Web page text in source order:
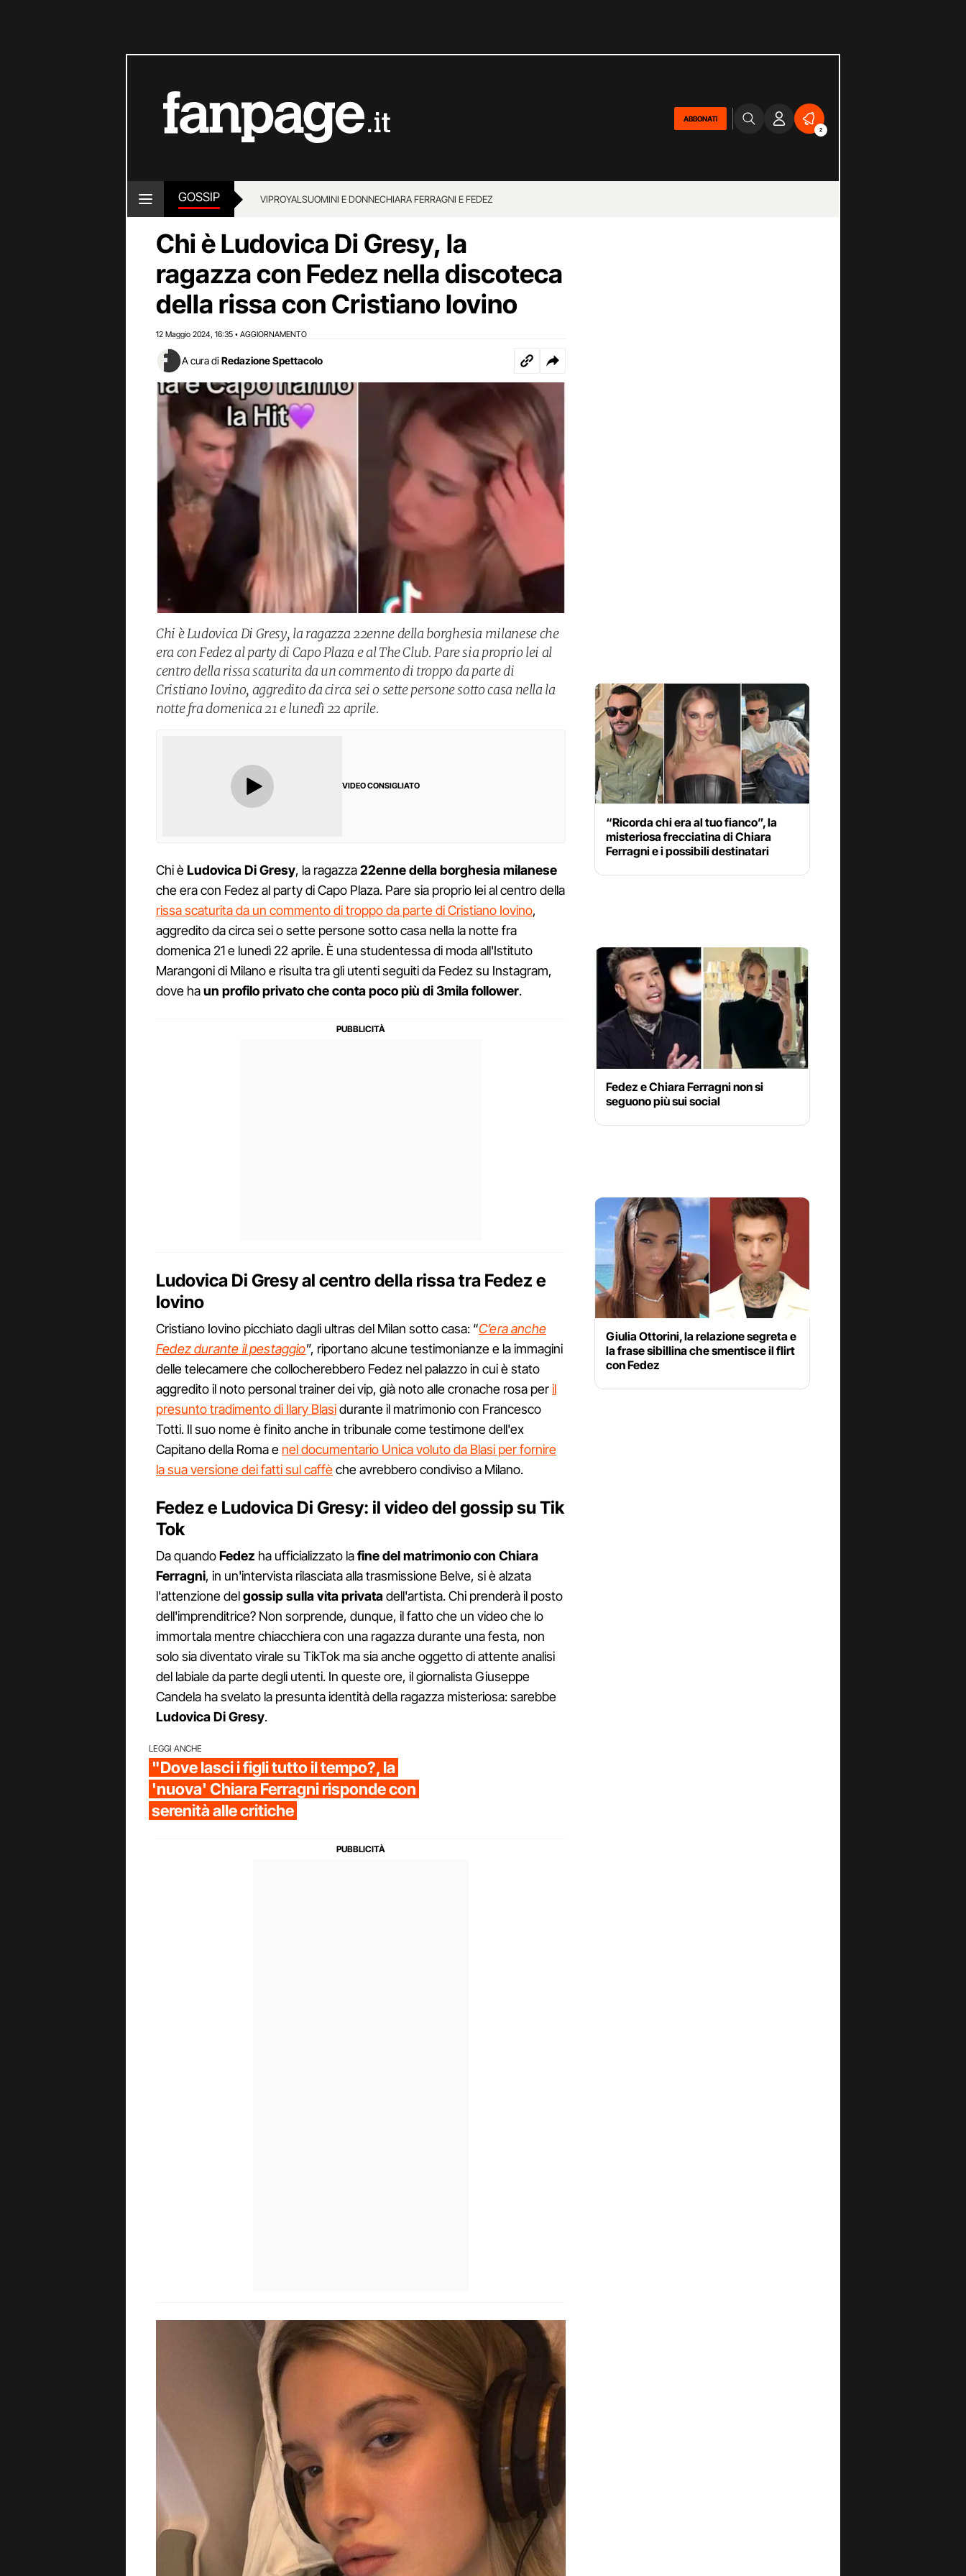
ABBONATI
2
GOSSIP VIPROYALSUOMINI E DONNECHIARA FERRAGNI E FEDEZ
Chi è Ludovica Di Gresy, la
ragazza con Fedez nella discoteca
della rissa con Cristiano Iovino
12 Maggio 2024 16:35 • AGGIORNAMENTO
A cura di Redazione Spettacolo
Chi è Ludovica Di Gresy, la ragazza 22enne della borghesia milanese che
era con Fedez al party di Capo Plaza e al The Club. Pare sia proprio lei al
centro della rissa scaturita da un commento di troppo da parte di
Cristiano Iovino, aggredito da circa sei o sette persone sotto casa nella la
notte fra domenica 21 e lunedì 22 aprile.
VIDEO CONSIGLIATO
Chi èLudovica Di Gresy, la ragazza22enne della borghesia milanese
che era con Fedez al party di Capo Plaza. Pare sia proprio lei al centro della
rissa scaturita da un commento di troppo da parte di Cristiano Iovino,
aggredito da circa sei o sette persone sotto casa nella la notte fra
domenica 21 e lunedì 22 aprile. È una studentessa di moda all'Istituto
Marangoni di Milano e risulta tra gli utenti seguiti da Fedez su Instagram,
dove haun profilo privato che conta poco più di 3mila follower.
Ludovica Di Gresy al centro della rissa tra Fedez e
Iovino
Cristiano Iovino picchiato dagli ultras del Milan sotto casa: “C’era anche
Fedez durante il pestaggio”, riportano alcune testimonianze e la immagini
delle telecamere che collocherebbero Fedez nel palazzo in cui è stato
aggredito il noto personal trainer dei vip, già noto alle cronache rosa peril
presunto tradimento di Ilary Blasidurante il matrimonio con Francesco
Totti. Il suo nome è finito anche in tribunale come testimone dell'ex
Capitano della Roma e nel documentario Unica voluto da Blasi per fornire
la sua versione dei fatti sul caffèche avrebbero condiviso a Milano.
Fedez e Ludovica Di Gresy: il video del gossip su Tik
Tok
Da quandoFedez ha ufficializzato lafine del matrimonio con Chiara
Ferragni, in un'intervista rilasciata alla trasmissione Belve, si è alzata
l'attenzione delgossip sulla vita privatadell'artista. Chi prenderà il posto
dell'imprenditrice? Non sorprende, dunque, il fatto che un video che lo
immortala mentre chiacchiera con una ragazza durante una festa, non
solo sia diventato virale su TikTok ma sia anche oggetto di attente analisi
del labiale da parte degli utenti. In queste ore, il giornalista Giuseppe
Candela ha svelato la presunta identità della ragazza misteriosa: sarebbe
Ludovica Di Gresy.
LEGGI ANCHE
"Dove lasci i figli tutto il tempo?, la
'nuova' Chiara Ferragni risponde con
serenità alle critiche
“Ricorda chi era al tuo fianco”, la
misteriosa frecciatina di Chiara
Ferragni e i possibili destinatari
Fedez e Chiara Ferragni non si
seguono più sui social
Giulia Ottorini, la relazione segreta e
la frase sibillina che smentisce il flirt
con Fedez